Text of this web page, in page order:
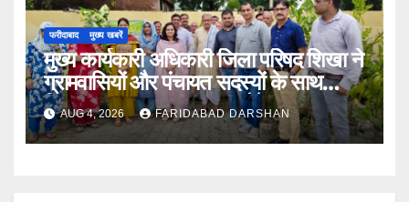
फरीदाबाद मुख्य खबरें
मुख्य कार्यकारी अधिकारी जिला परिषद शिखा ने
ग्रामवासियों और पंचायत सदस्यों के साथ
मिलकर लगाए 100 फलदार पौधे
AUG 4, 2026 FARIDABAD DARSHAN